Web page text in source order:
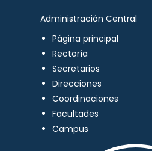
Administración Central
Página principal
Rectoría
Secretarios
Direcciones
Coordinaciones
Facultades
Campus